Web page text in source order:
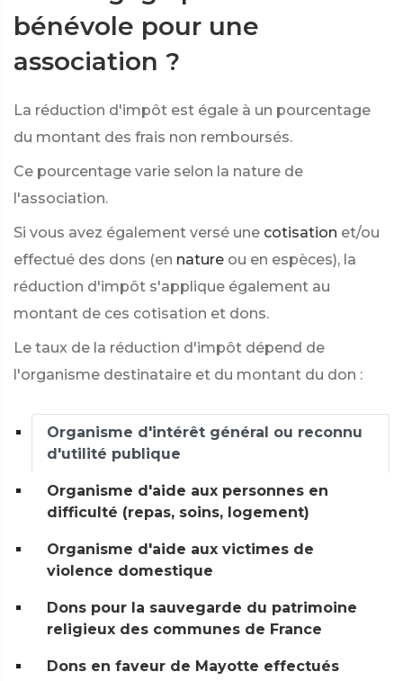
bénévole pour une
association ?
La réduction d'impôt est égale à un pourcentage
du montant des frais non remboursés.
Ce pourcentage varie selon la nature de
l'association.
Si vous avez également versé une cotisation et/ou
effectué des dons (en nature ou en espèces), la
réduction d'impôt s'applique également au
montant de ces cotisation et dons.
Le taux de la réduction d'impôt dépend de
l'organisme destinataire et du montant du don :
Organisme d'intérêt général ou reconnu
d'utilité publique
Organisme d'aide aux personnes en
difficulté (repas, soins, logement)
Organisme d'aide aux victimes de
violence domestique
Dons pour la sauvegarde du patrimoine
religieux des communes de France
Dons en faveur de Mayotte effectués